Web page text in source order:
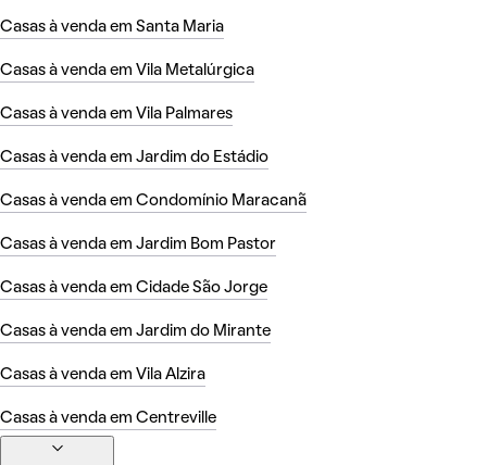
Casas à venda em Santa Maria
Casas à venda em Vila Metalúrgica
Casas à venda em Vila Palmares
Casas à venda em Jardim do Estádio
Casas à venda em Condomínio Maracanã
Casas à venda em Jardim Bom Pastor
Casas à venda em Cidade São Jorge
Casas à venda em Jardim do Mirante
Casas à venda em Vila Alzira
Casas à venda em Centreville